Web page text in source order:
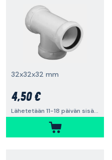
32x32x32 mm
4,50 €
Lähetetään 11-18 päivän sisällä